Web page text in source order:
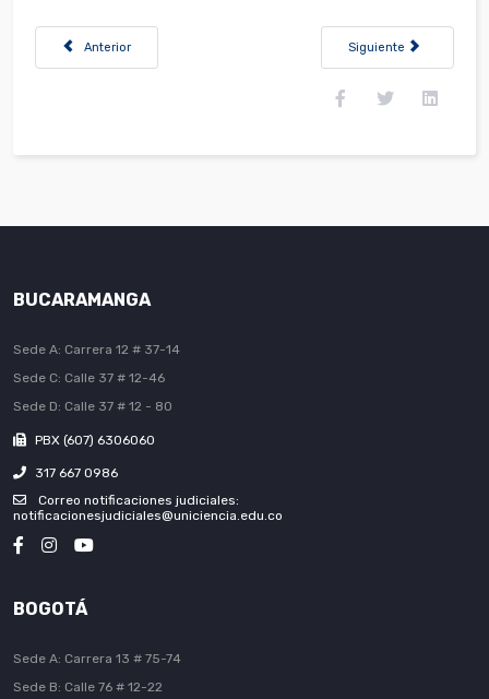
Artículo anterior: Convocatoria Profesional de sistemas - Bogotá
Anterior Artículo siguiente:
Siguiente
BUCARAMANGA
Sede A: Carrera 12 # 37-14
Sede C: Calle 37 # 12-46
Sede D: Calle 37 # 12 - 80
PBX (607) 6306060
317 667 0986
Correo notificaciones judiciales:
notificacionesjudiciales@uniciencia.edu.co
BOGOTÁ
Sede A: Carrera 13 # 75-74
Sede B: Calle 76 # 12-22